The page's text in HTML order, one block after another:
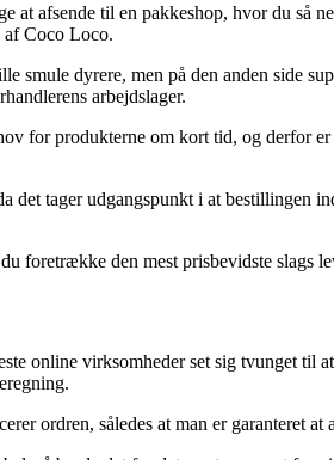
afsende til en pakkeshop, hvor du så
af Coco Loco.
dyrere, men på den anden side
arbejdslager.
for produkterne om kort tid, og derfor
det tager udgangspunkt i at bestillingen
foretrække den mest prisbevidste slags
online virksomheder set sig tvunget til
ordren, således at man er garanteret at